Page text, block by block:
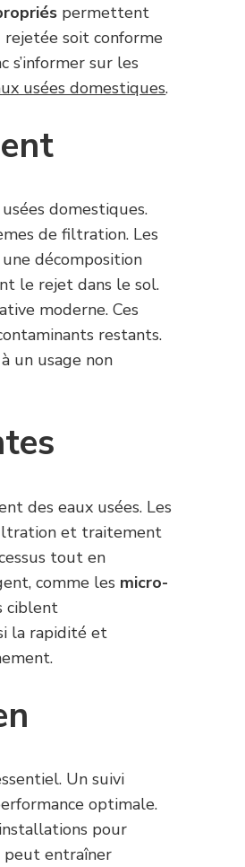
permettent
rejetée soit conforme
s’informer sur les
usées domestiques.
domestiques.
de filtration. Les
décomposition
le rejet dans le sol.
moderne. Ces
restants.
un usage non
des eaux usées. Les
et traitement
tout en
comme les micro-
ciblent
la rapidité et
Un suivi
optimale.
pour
peut entraîner